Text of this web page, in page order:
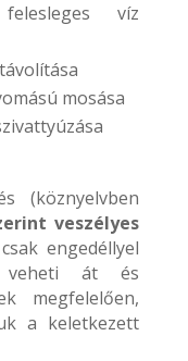
víz
mosása
(köznyelvben
veszélyes
engedéllyel
veheti át és
megfelelően,
a keletkezett